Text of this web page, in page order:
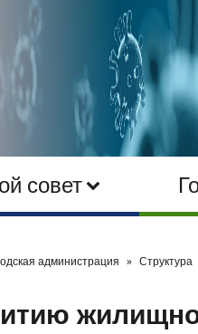
совет
администрация Структура